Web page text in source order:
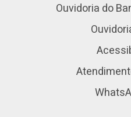
Ouvidoria do